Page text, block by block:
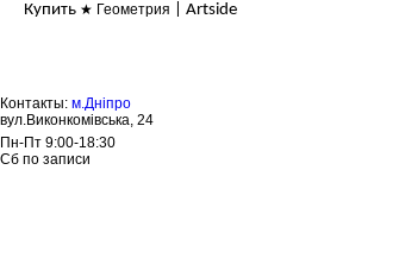
Купить ★ Геометрия | Artside
Контакты: м.Дніпро
вул.Виконкомівська, 24
Пн-Пт 9:00-18:30
Сб по записи